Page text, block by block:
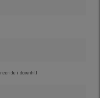
i downhill